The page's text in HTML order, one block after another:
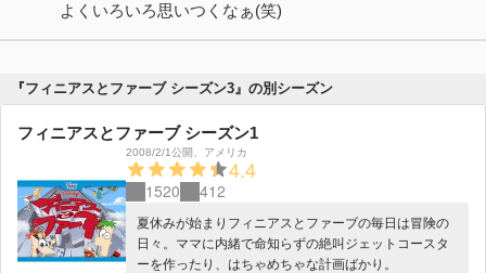
よくいろいろ思いつくなぁ(笑)
『フィニアスとファーブ シーズン3』の別シーズン
フィニアスとファーブ シーズン1
2008/2/1公開 アメリカ
4.4
1520 412
夏休みが始まりフィニアスとファーブの毎日は冒険の
日々。ママに内緒で命知らずの絶叫ジェットコースタ
ーを作ったり、はちゃめちゃな計画ばかり。